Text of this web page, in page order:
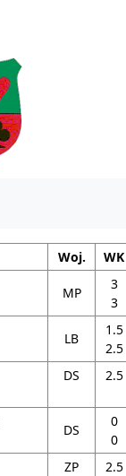
Woj. WK
MP
3
3
LB
1.5
2.5
DS 2.5
DS
0
0
ZP
2.5